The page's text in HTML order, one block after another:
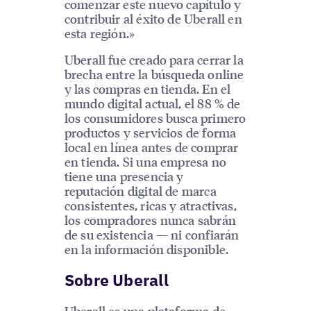
comenzar este nuevo capítulo y
contribuir al éxito de Uberall en
esta región.»
Uberall fue creado para cerrar la
brecha entre la búsqueda online
y las compras en tienda. En el
mundo digital actual, el 88 % de
los consumidores busca primero
productos y servicios de forma
local en línea antes de comprar
en tienda. Si una empresa no
tiene una presencia y
reputación digital de marca
consistentes, ricas y atractivas,
los compradores nunca sabrán
de su existencia — ni confiarán
en la información disponible.
Sobre Uberall